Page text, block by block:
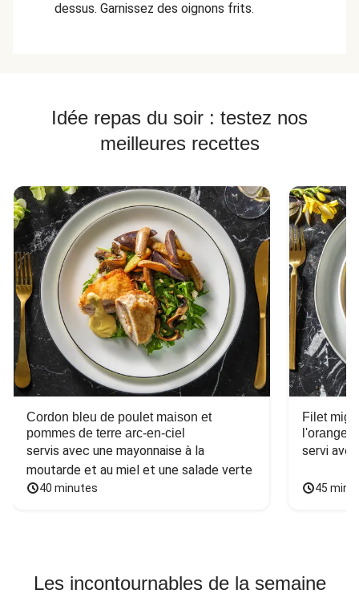
dessus. Garnissez des oignons frits.
Idée repas du soir : testez nos
meilleures recettes
Cordon bleu de poulet maison et
pommes de terre arc-en-ciel
servis avec une mayonnaise à la
moutarde et au miel et une salade verte
40 minutes
Filet
l'orange
servi
45
Les incontournables de la semaine